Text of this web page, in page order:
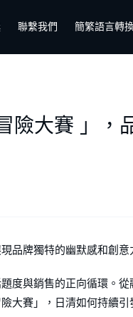
聯繫我們 簡繁語言轉
險大賽 」，
品牌獨特的幽默感和創意
度與銷售的正向循環。從
大賽」，日清如何持續引